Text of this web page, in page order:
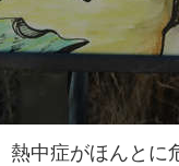
中症がほんとに